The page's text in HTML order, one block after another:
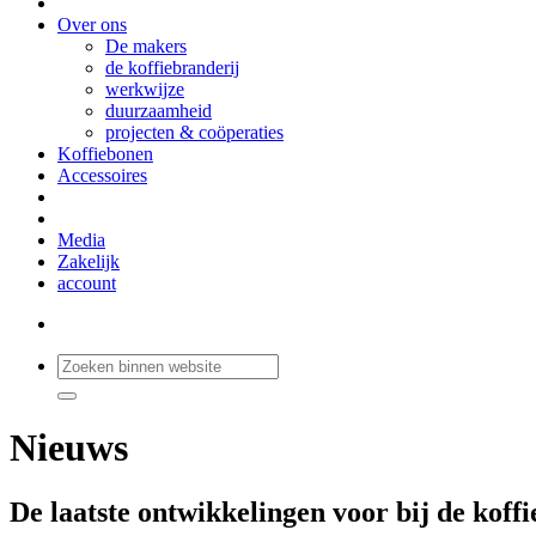
Over ons
De makers
de koffiebranderij
werkwijze
duurzaamheid
projecten & coöperaties
Koffiebonen
Accessoires
Media
Zakelijk
account
Nieuws
De laatste ontwikkelingen voor bij de